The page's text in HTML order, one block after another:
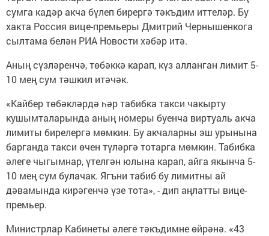
сумга кадәр акча бүлеп бирергә тәкъдим иттеләр. Бу
хакта Россия вице-премьеры Дмитрий Чернышенкога
сылтама белән РИА Новости хәбәр итә.
Аның сүзләренчә, төбәккә карап, күз алланган лимит 5-
10 мең сум тәшкил итәчәк.
«Кайбер төбәкләрдә һәр табибка такси чакырту
кушымталарында аның номеры буенча виртуаль акча
лимиты бирелергә мөмкин. Бу акчаларны эш урынына
барганда такси өчен түләргә тотарга мөмкин. Табибка
әлеге чыгымнар, үтелгән юлына карап, айга якынча 5-
10 мең сум булачак. Ягъни табиб бу лимитны ай
дәвамында кирәгенчә үзе тота», - дип аңлатты вице-
премьер.
Министрлар Кабинеты әлеге тәкъдимне өйрәнә. «43